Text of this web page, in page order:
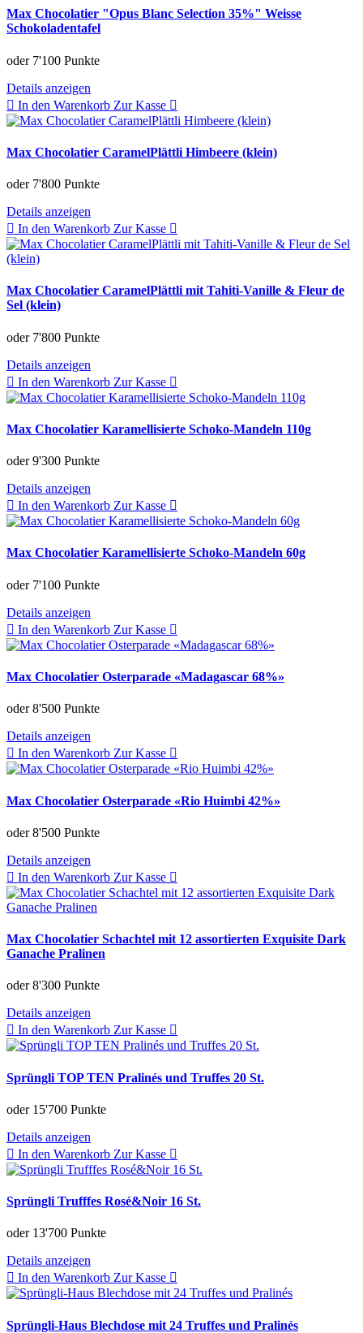
Max Chocolatier "Opus Blanc Selection 35%" Weisse
Schokoladentafel
oder 7'100 Punkte
Details anzeigen
In den Warenkorb Zur Kasse
Max Chocolatier CaramelPlättli Himbeere (klein)
oder 7'800 Punkte
Details anzeigen
In den Warenkorb Zur Kasse
Max Chocolatier CaramelPlättli mit Tahiti-Vanille & Fleur de
Sel (klein)
oder 7'800 Punkte
Details anzeigen
In den Warenkorb Zur Kasse
Max Chocolatier Karamellisierte Schoko-Mandeln 110g
oder9'300 Punkte
Details anzeigen
In den Warenkorb Zur Kasse
Max Chocolatier Karamellisierte Schoko-Mandeln 60g
oder 7'100 Punkte
Details anzeigen
In den Warenkorb Zur Kasse
Max Chocolatier Osterparade «Madagascar 68%»
oder8'500 Punkte
Details anzeigen
In den Warenkorb Zur Kasse
Max Chocolatier Osterparade «Rio Huimbi 42%»
oder8'500 Punkte
Details anzeigen
In den Warenkorb Zur Kasse
Max Chocolatier Schachtel mit 12 assortierten Exquisite Dark
Ganache Pralinen
oder8'300 Punkte
Details anzeigen
In den Warenkorb Zur Kasse
Sprüngli TOP TEN Pralinés und Truffes 20 St.
oder 15'700 Punkte
Details anzeigen
In den Warenkorb Zur Kasse
Sprüngli Trufffes Rosé&Noir 16 St.
oder 13'700 Punkte
Details anzeigen
In den Warenkorb Zur Kasse
Sprüngli-Haus Blechdose mit 24 Truffes und Pralinés